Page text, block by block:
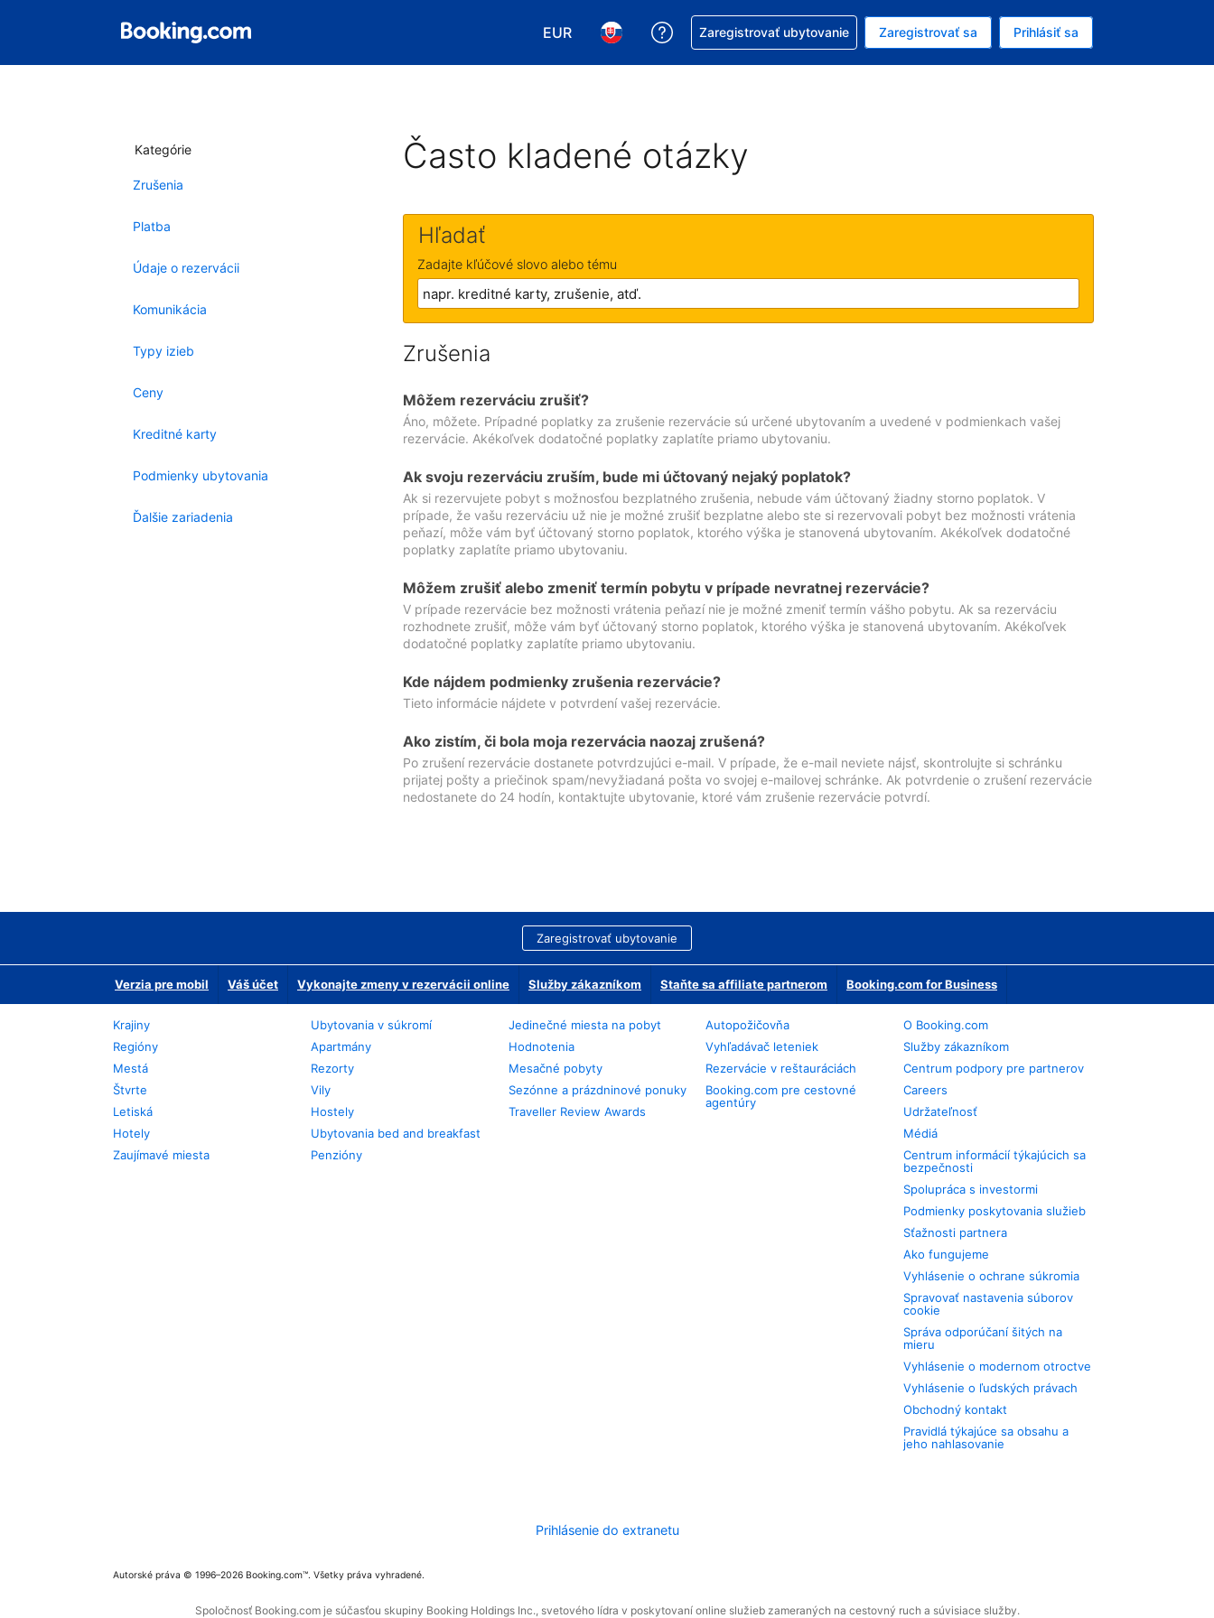
EUR
Vybrať menu. Momentálne máte zvolenú menu EUR
Vybrať jazyk. Momentálne máte zvolený jazyk V slovenčine
Získajte pomoc s rezerváciou
Zaregistrovať ubytovanie Zaregistrovať sa Prihlásiť sa
Kategórie
Zrušenia
Platba
Údaje o rezervácii
Komunikácia
Typy izieb
Ceny
Kreditné karty
Podmienky ubytovania
Ďalšie zariadenia
Často kladené otázky
Hľadať
Zadajte kľúčové slovo alebo tému
Zrušenia
Môžem rezerváciu zrušiť?
Áno, môžete. Prípadné poplatky za zrušenie rezervácie sú určené ubytovaním a uvedené v podmienkach vašej
rezervácie. Akékoľvek dodatočné poplatky zaplatíte priamo ubytovaniu.
Ak svoju rezerváciu zruším, bude mi účtovaný nejaký poplatok?
Ak si rezervujete pobyt s možnosťou bezplatného zrušenia, nebude vám účtovaný žiadny storno poplatok. V
prípade, že vašu rezerváciu už nie je možné zrušiť bezplatne alebo ste si rezervovali pobyt bez možnosti vrátenia
peňazí, môže vám byť účtovaný storno poplatok, ktorého výška je stanovená ubytovaním. Akékoľvek dodatočné
poplatky zaplatíte priamo ubytovaniu.
Môžem zrušiť alebo zmeniť termín pobytu v prípade nevratnej rezervácie?
V prípade rezervácie bez možnosti vrátenia peňazí nie je možné zmeniť termín vášho pobytu. Ak sa rezerváciu
rozhodnete zrušiť, môže vám byť účtovaný storno poplatok, ktorého výška je stanovená ubytovaním. Akékoľvek
dodatočné poplatky zaplatíte priamo ubytovaniu.
Kde nájdem podmienky zrušenia rezervácie?
Tieto informácie nájdete v potvrdení vašej rezervácie.
Ako zistím, či bola moja rezervácia naozaj zrušená?
Po zrušení rezervácie dostanete potvrdzujúci e-mail. V prípade, že e-mail neviete nájsť, skontrolujte si schránku
prijatej pošty a priečinok spam/nevyžiadaná pošta vo svojej e-mailovej schránke. Ak potvrdenie o zrušení rezervácie
nedostanete do 24 hodín, kontaktujte ubytovanie, ktoré vám zrušenie rezervácie potvrdí.
Zaregistrovať ubytovanie
Verzia pre mobil Váš účet Vykonajte zmeny v rezervácii online Služby zákazníkom Staňte sa affiliate partnerom Booking.com for Business
Krajiny
Regióny
Mestá
Štvrte
Letiská
Hotely
Zaujímavé miesta
Ubytovania v súkromí
Apartmány
Rezorty
Vily
Hostely
Ubytovania bed and breakfast
Penzióny
Jedinečné miesta na pobyt
Hodnotenia
Mesačné pobyty
Sezónne a prázdninové ponuky
Traveller Review Awards
Autopožičovňa
Vyhľadávač leteniek
Rezervácie v reštauráciách
Booking.com pre cestovné
agentúry
O Booking.com
Služby zákazníkom
Centrum podpory pre partnerov
Careers
Udržateľnosť
Médiá
Centrum informácií týkajúcich sa
bezpečnosti
Spolupráca s investormi
Podmienky poskytovania služieb
Sťažnosti partnera
Ako fungujeme
Vyhlásenie o ochrane súkromia
Spravovať nastavenia súborov
cookie
Správa odporúčaní šitých na
mieru
Vyhlásenie o modernom otroctve
Vyhlásenie o ľudských právach
Obchodný kontakt
Pravidlá týkajúce sa obsahu a
jeho nahlasovanie
Prihlásenie do extranetu
Autorské práva © 1996–2026 Booking.com™. Všetky práva vyhradené.
Spoločnosť Booking.com je súčasťou skupiny Booking Holdings Inc., svetového lídra v poskytovaní online služieb zameraných na cestovný ruch a súvisiace služby.